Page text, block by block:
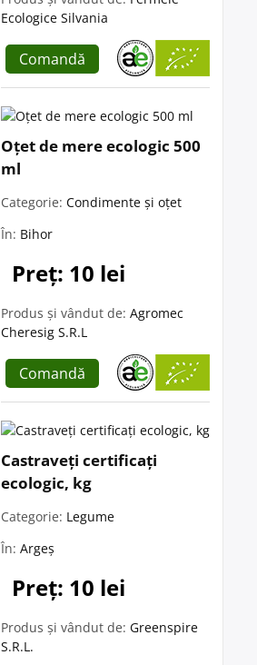
Ecologice Silvania
Comandă
Oțet de mere ecologic 500
ml
Categorie: Condimente și oțet
În: Bihor
Preț: 10 lei
Produs și vândut de: Agromec
Cheresig S.R.L
Comandă
Castraveți certificați
ecologic, kg
Categorie: Legume
În: Argeș
Preț: 10 lei
Produs și vândut de: Greenspire
S.R.L.